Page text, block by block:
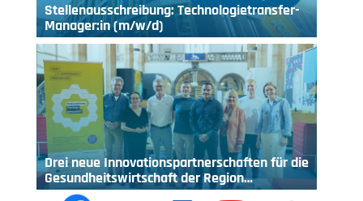
Stellenausschreibung: Technologietransfer-
Manager:in (m/w/d)
Drei neue Innovationspartnerschaften für die
Gesundheitswirtschaft der Region…